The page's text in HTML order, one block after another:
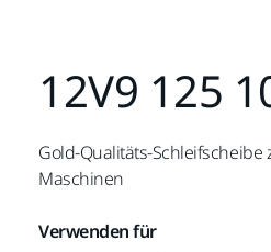
12V9 125
Gold-Qualitäts-
Maschinen
Verwenden für